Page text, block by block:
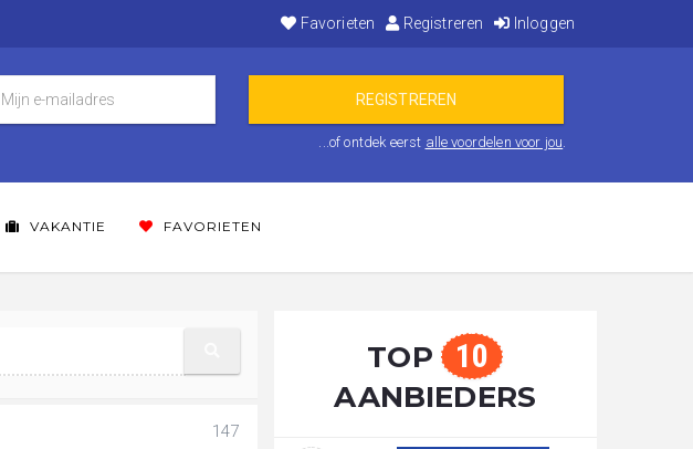
Favorieten Registreren Inloggen
...of ontdek eerst alle voordelen voor jou.
VAKANTIE FAVORIETEN
147
TOP 10
AANBIEDERS